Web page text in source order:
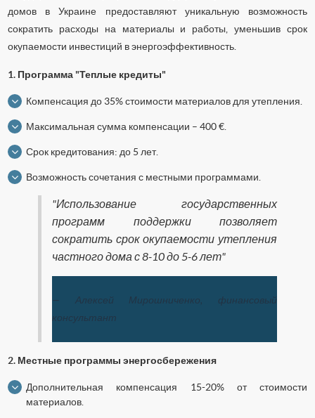
домов в Украине предоставляют уникальную возможность
сократить расходы на материалы и работы, уменьшив срок
окупаемости инвестиций в энергоэффективность.
1. Программа "Теплые кредиты"
Компенсация до 35% стоимости материалов для утепления.
Максимальная сумма компенсации – 400 €.
Срок кредитования: до 5 лет.
Возможность сочетания с местными программами.
"Использование государственных
программ поддержки позволяет
сократить срок окупаемости утепления
частного дома с 8-10 до 5-6 лет"
— Алексей Мирошниченко, финансовый
консультант
2. Местные программы энергосбережения
Дополнительная компенсация 15-20% от стоимости
материалов.